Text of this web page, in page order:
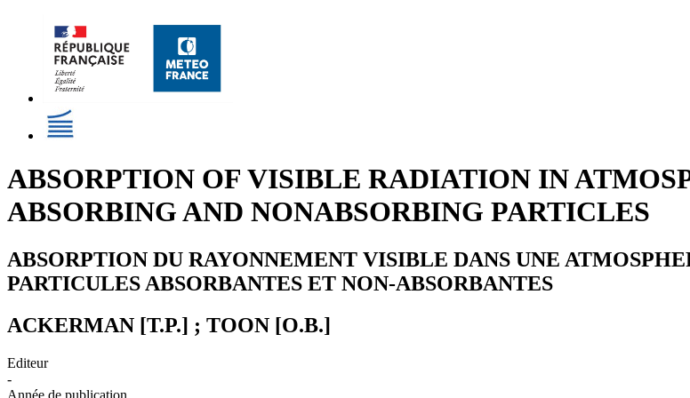
ABSORPTION OF VISIBLE RADIATION IN
ABSORBING AND NONABSORBING PARTICLES
ABSORPTION DU RAYONNEMENT VISIBLE DANS UNE
PARTICULES ABSORBANTES ET NON-ABSORBANTES
ACKERMAN [T.P.] ; TOON [O.B.]
Editeur
-
Année de publication